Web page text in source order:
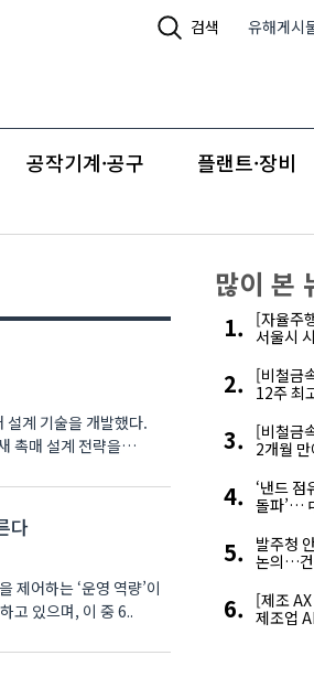
검색 유해게시
공작기계·공구 플랜트·장비
설계 기술을 개발했다.
촉매 설계 전략을
다
제어하는 ‘운영 역량’이
고 있으며, 이 중 6..
많이 본
[자율주
서울시
해결한다
[비철금
12주 최
[비철금
2개월
우려 확
‘낸드
돌파’…
4위 맹
발주청
논의…건
[제조
제조업